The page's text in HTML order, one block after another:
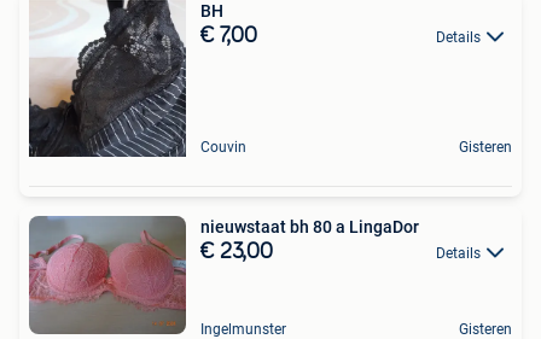
BH
€ 7,00 Details
Couvin Gisteren
nieuwstaat bh 80 a LingaDor
€ 23,00 Details
Ingelmunster Gisteren